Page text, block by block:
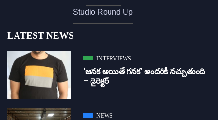
Studio Round Up
LATEST NEWS
INTERVIEWS
‘జ‌న‌క అయితే గ‌న‌క‌’ అందరికీ నచ్చుతుంది
– డైరెక్ట‌ర్
NEWS